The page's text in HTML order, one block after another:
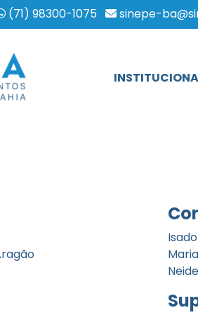
(71) 98300-1075 sinepe-